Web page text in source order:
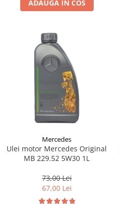
Lichid de frana
Filtre moto
Filtru combustibil
Buson golire ulei
Filtru ulei moto
Filtru aer moto
Intretinere si curatare filtre moto
Intretinere moto
Curatare moto
Covor moto
Genti bagaje moto
ADAUGA IN COS
Mercedes
Ulei motor Mercedes Original
MB 229.52 5W30 1L
73,00 Lei
67,00 Lei